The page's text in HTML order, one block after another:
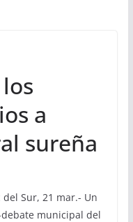
a
sureña
del Sur, 21 mar.- Un
municipal del